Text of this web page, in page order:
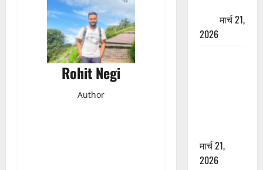
Rohit Negi
Author
मार्च 21,
2026
मार्च 21,
2026